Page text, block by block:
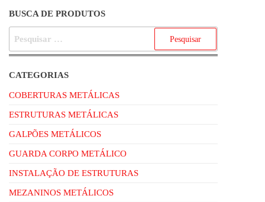
BUSCA DE PRODUTOS
CATEGORIAS
COBERTURAS METÁLICAS
ESTRUTURAS METÁLICAS
GALPÕES METÁLICOS
GUARDA CORPO METÁLICO
INSTALAÇÃO DE ESTRUTURAS
MEZANINOS METÁLICOS